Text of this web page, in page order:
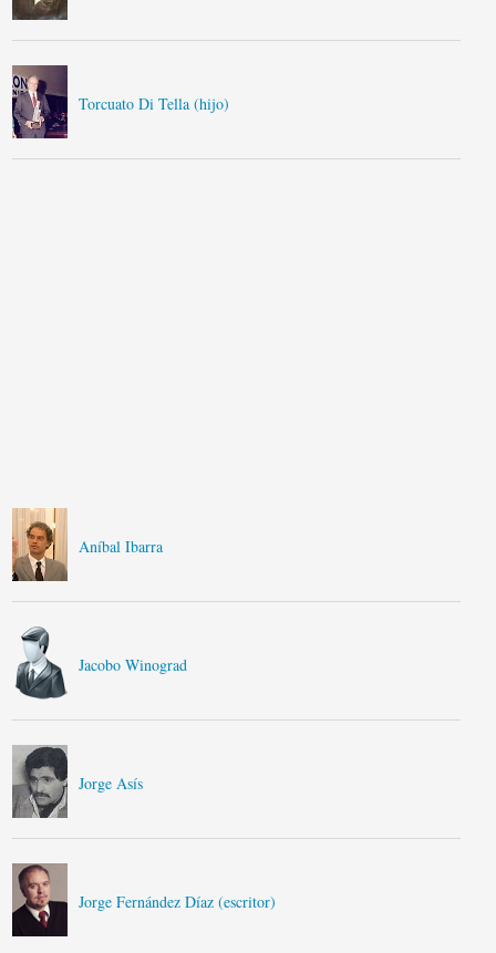
Torcuato Di Tella (hijo)
Aníbal Ibarra
Jacobo Winograd
Jorge Asís
Jorge Fernández Díaz (escritor)